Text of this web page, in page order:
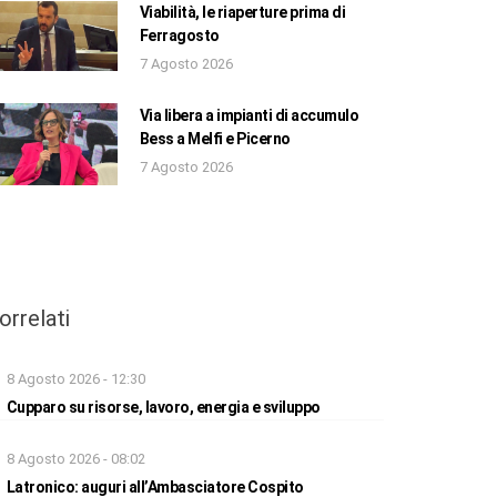
Viabilità, le riaperture prima di
Ferragosto
7 Agosto 2026
Via libera a impianti di accumulo
Bess a Melfi e Picerno
7 Agosto 2026
8 Agosto 2026 - 12:30
Cupparo su risorse, lavoro, energia e sviluppo
8 Agosto 2026 - 08:02
Latronico: auguri all’Ambasciatore Cospito